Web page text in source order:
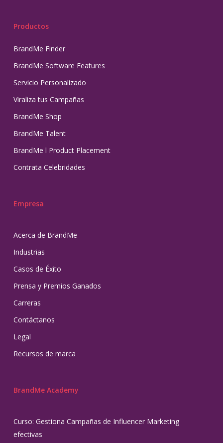
Productos
BrandMe Finder
BrandMe Software Features
Servicio Personalizado
Viraliza tus Campañas
BrandMe Shop
BrandMe Talent
BrandMe l Product Placement
Contrata Celebridades
Empresa
Acerca de BrandMe
Industrias
Casos de Éxito
Prensa y Premios Ganados
Carreras
Contáctanos
Legal
Recursos de marca
BrandMe Academy
Curso: Gestiona Campañas de Influencer Marketing
efectivas